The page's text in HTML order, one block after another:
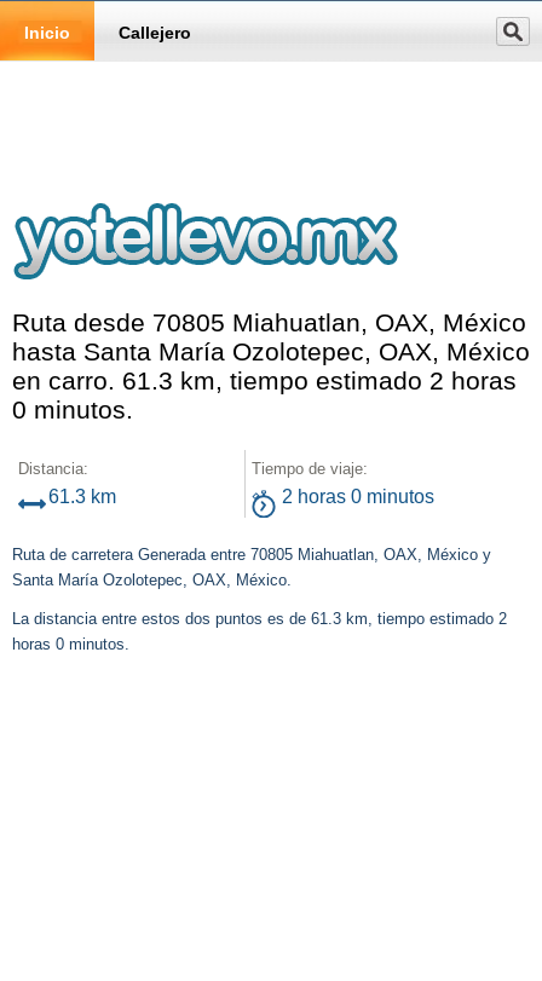
Inicio Callejero
Ruta desde 70805 Miahuatlan, OAX, México
hasta Santa María Ozolotepec, OAX, México
en carro. 61.3 km, tiempo estimado 2 horas
0 minutos.
Distancia:
61.3 km
Tiempo de viaje:
2 horas 0 minutos
Ruta de carretera Generada entre 70805 Miahuatlan, OAX, México y
Santa María Ozolotepec, OAX, México.
La distancia entre estos dos puntos es de 61.3 km, tiempo estimado 2
horas 0 minutos.